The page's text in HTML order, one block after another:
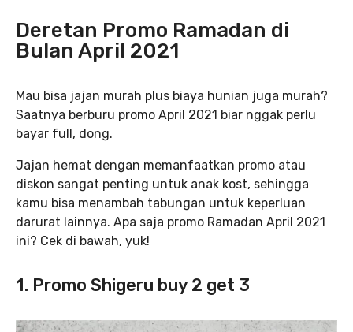
Deretan Promo Ramadan di
Bulan April 2021
Mau bisa jajan murah plus biaya hunian juga murah?
Saatnya berburu promo April 2021 biar nggak perlu
bayar full, dong.
Jajan hemat dengan memanfaatkan promo atau
diskon sangat penting untuk anak kost, sehingga
kamu bisa menambah tabungan untuk keperluan
darurat lainnya. Apa saja promo Ramadan April 2021
ini? Cek di bawah, yuk!
1. Promo Shigeru buy 2 get 3